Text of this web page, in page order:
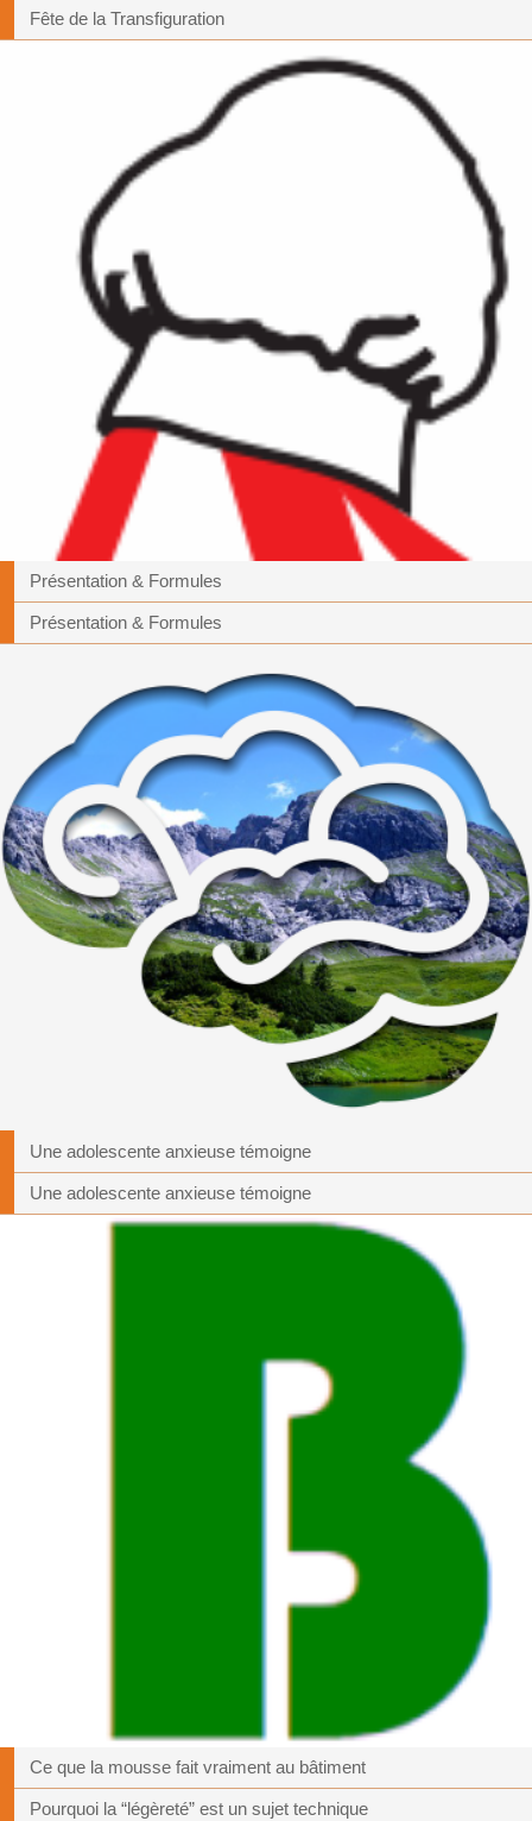
Fête de la Transfiguration
Présentation & Formules
Présentation & Formules
Une adolescente anxieuse témoigne
Une adolescente anxieuse témoigne
Ce que la mousse fait vraiment au bâtiment
Pourquoi la “légèreté” est un sujet technique